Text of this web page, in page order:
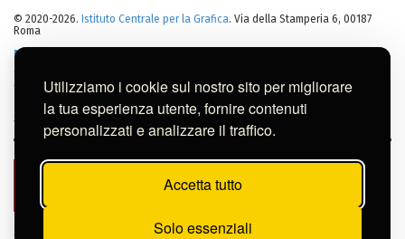
Utilizziamo i cookie sul nostro sito per migliorare
la tua esperienza utente, fornire contenuti
personalizzati e analizzare il traffico.
Accetta tutto
Solo essenziali
© 2020-2026. Istituto Centrale per la Grafica. Via della Stamperia 6, 00187
Roma
Note legali
altro materiale pubblicato su questo sito sono soggetti alle leggi sul
diritto di autore.
Per usi commerciali dei contenuti contattare l'Istituto:
gr@cultura.gov.it
Questa banca dati è stata realizzata nell’ambito di una collaborazione